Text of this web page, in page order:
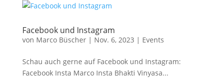
Facebook und Instagram
von Marco Büscher| Nov. 6, 2023 | Events
Schau auch gerne auf Facebook und Instagram:
Facebook Insta Marco Insta Bhakti Vinyasa...